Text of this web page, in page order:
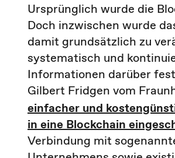
Ursprünglich wurde die
Doch inzwischen wurde
damit grundsätzlich zu
systematisch und
Informationen darüber
Gilbert Fridgen vom
einfacher und
in eine Blockchain
Verbindung mit